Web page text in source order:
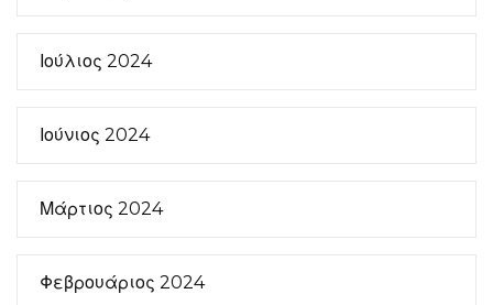
Ιούλιος 2024
Ιούνιος 2024
Μάρτιος 2024
Φεβρουάριος 2024